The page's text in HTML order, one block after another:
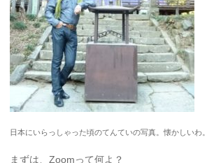
日本にいらっしゃった頃のてんていの写真。懐かしいわ。
まずは、Zoomって何よ？